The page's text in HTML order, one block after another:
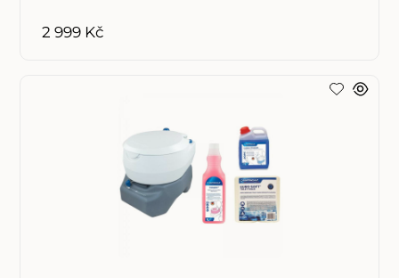
2 999 Kč